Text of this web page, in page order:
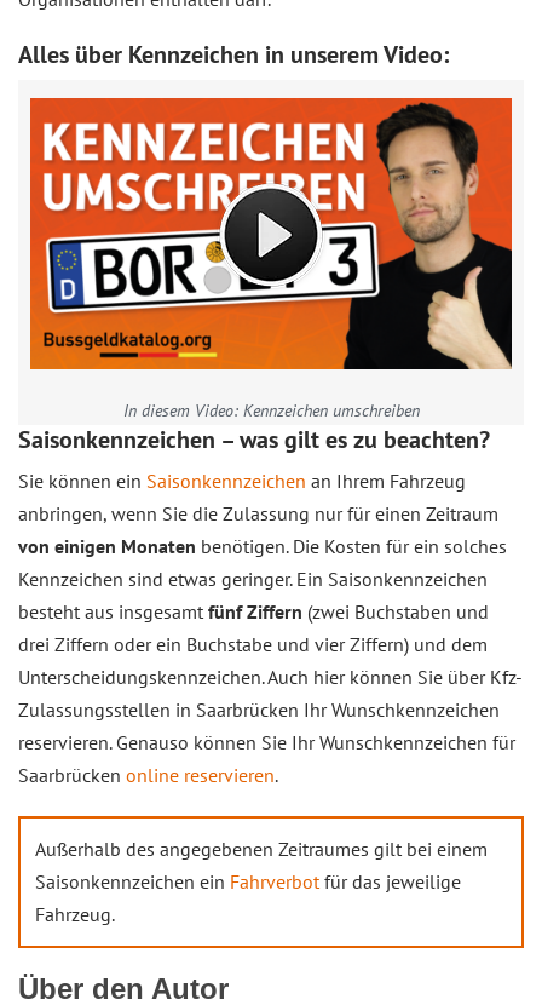
Alles über Kennzeichen in unserem Video:
In diesem Video: Kennzeichen umschreiben
Saisonkennzeichen – was gilt es zu beachten?
Sie können ein Saisonkennzeichen an Ihrem Fahrzeug
anbringen, wenn Sie die Zulassung nur für einen Zeitraum
von einigen Monaten benötigen. Die Kosten für ein solches
Kennzeichen sind etwas geringer. Ein Saisonkennzeichen
besteht aus insgesamt fünf Ziffern (zwei Buchstaben und
drei Ziffern oder ein Buchstabe und vier Ziffern) und dem
Unterscheidungskennzeichen. Auch hier können Sie über Kfz-
Zulassungsstellen in Saarbrücken Ihr Wunschkennzeichen
reservieren. Genauso können Sie Ihr Wunschkennzeichen für
Saarbrücken online reservieren.
Außerhalb des angegebenen Zeitraumes gilt bei einem
Saisonkennzeichen ein Fahrverbotfür das jeweilige
Fahrzeug.
Über den Autor